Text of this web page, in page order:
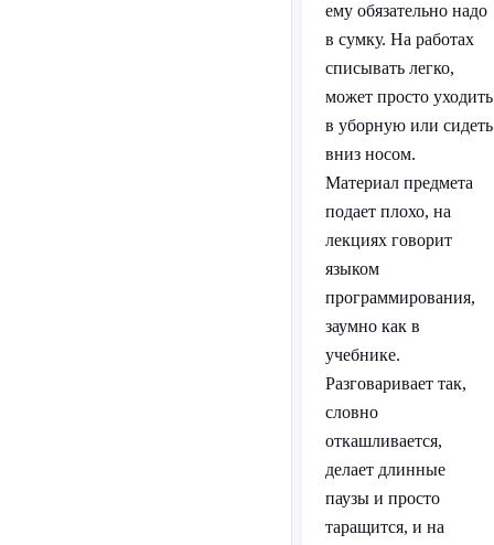
ему обязательно надо
в сумку. На работах
списывать легко,
может просто уходить
в уборную или сидеть
вниз носом.
Материал предмета
подает плохо, на
лекциях говорит
языком
программирования,
заумно как в
учебнике.
Разговаривает так,
словно
откашливается,
делает длинные
паузы и просто
таращится, и на